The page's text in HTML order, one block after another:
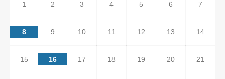
1 2 3 4 5 6 7
8 9 10 11 12 13 14
15 16 17 18 19 20 21